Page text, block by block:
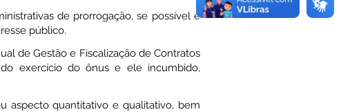
de prorrogação, se possível e
público.
de Gestão e Fiscalização de Contratos
exercício do ônus e ele incumbido,
aspecto quantitativo e qualitativo, bem